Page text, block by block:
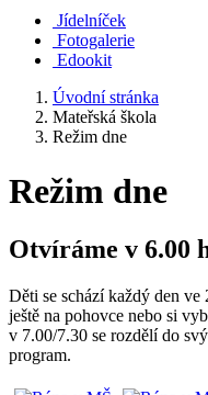
Jídelníček
Fotogalerie
Edookit
Úvodní stránka
Mateřská škola
Režim dne
Režim dne
Otvíráme v 6.00
Děti se schází každý den
ještě na pohovce nebo si
v 7.00/7.30 se rozdělí do
program.